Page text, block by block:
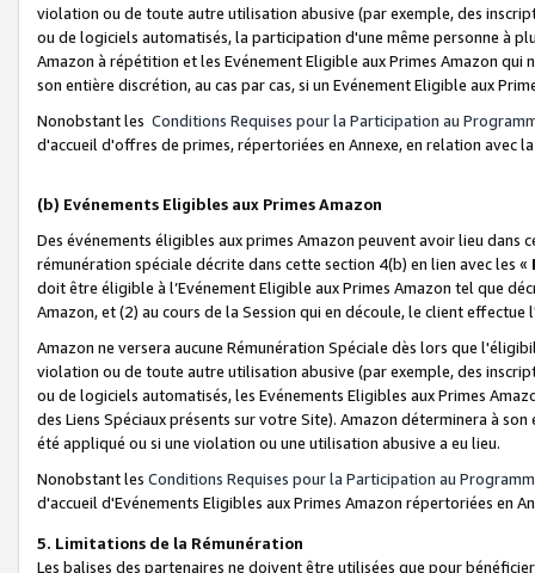
violation ou de toute autre utilisation abusive (par exemple, des
ou de logiciels automatisés, la participation d'une même personne à
Amazon à répétition et les Evénement Eligible aux Primes Amazon qui
son entière discrétion, au cas par cas, si un Evénement Eligible aux
Nonobstant les Conditions Requises pour la Participation au
d'accueil d'offres de primes, répertoriées en Annexe, en relation avec
(b) Evénements Eligibles aux Primes Amazon
Des événements éligibles aux primes Amazon peuvent avoir lieu dans
rémunération spéciale décrite dans cette section 4(b) en lien avec les «
doit être éligible à l’Evénement Eligible aux Primes Amazon tel que
Amazon, et (2) au cours de la Session qui en découle, le client
Amazon ne versera aucune Rémunération Spéciale dès lors que
violation ou de toute autre utilisation abusive (par exemple, des
ou de logiciels automatisés, les Evénements Eligibles aux Primes
des Liens Spéciaux présents sur votre Site). Amazon déterminera à
été appliqué ou si une violation ou une utilisation abusive a eu lieu.
Nonobstant les Conditions Requises pour la Participation au
d'accueil d'Evénements Eligibles aux Primes Amazon répertoriées en
5. Limitations de la Rémunération
Les balises des partenaires ne doivent être utilisées que pour